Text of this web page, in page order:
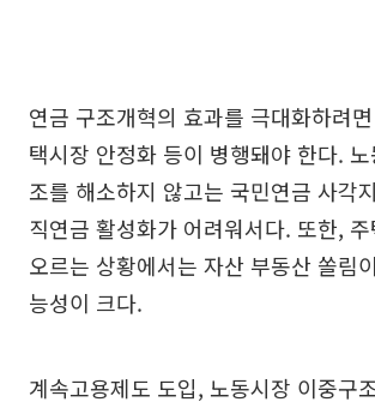
연금 구조개혁의 효과를 극대화하려
택시장 안정화 등이 병행돼야 한다.
조를 해소하지 않고는 국민연금 사각
직연금 활성화가 어려워서다. 또한,
오르는 상황에서는 자산 부동산 쏠림
능성이 크다.
계속고용제도 도입, 노동시장 이중구